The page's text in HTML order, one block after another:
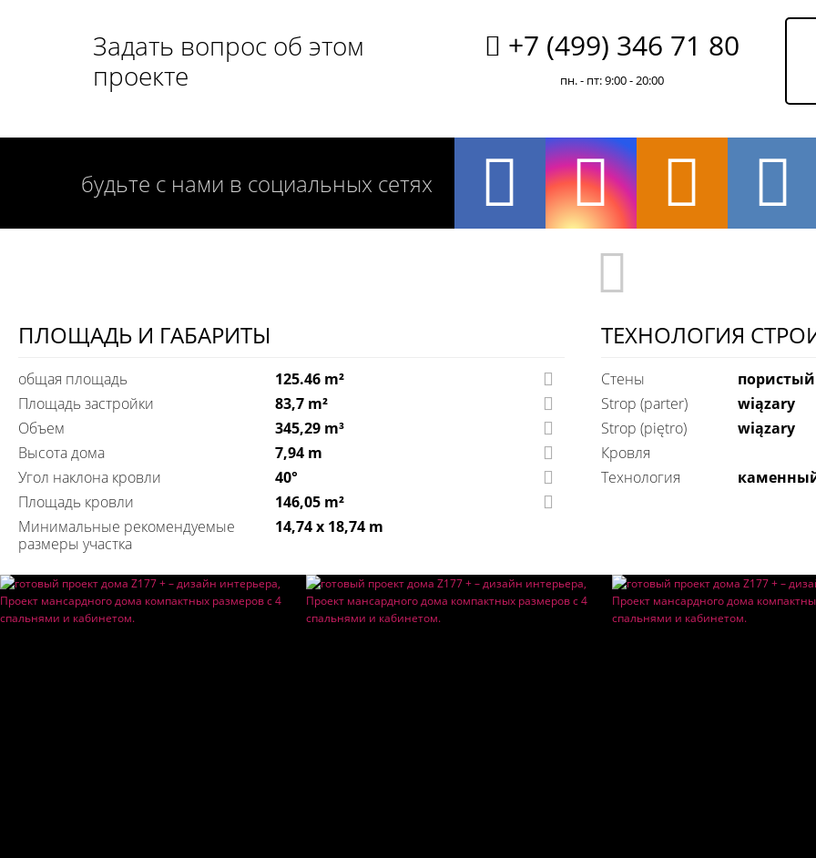
Задать вопрос об этом
проекте
+7 (499) 346 71 80
пн. - пт: 9:00 - 20:00
будьте с нами в социальных сетях
ПЛОЩАДЬ И ГАБАРИТЫ
общая площадь
125.46 m²
Площадь застройки
83,7 m²
Объем
345,29 m³
Высота дома
7,94 m
Угол наклона кровли
40°
Площадь кровли
146,05 m²
Минимальные рекомендуемые
размеры участка
14,74 x 18,74 m
ТЕХНОЛОГИЯ
Стены
Strop (parter)
wiązary
Strop (piętro)
wiązary
Кровля
технология